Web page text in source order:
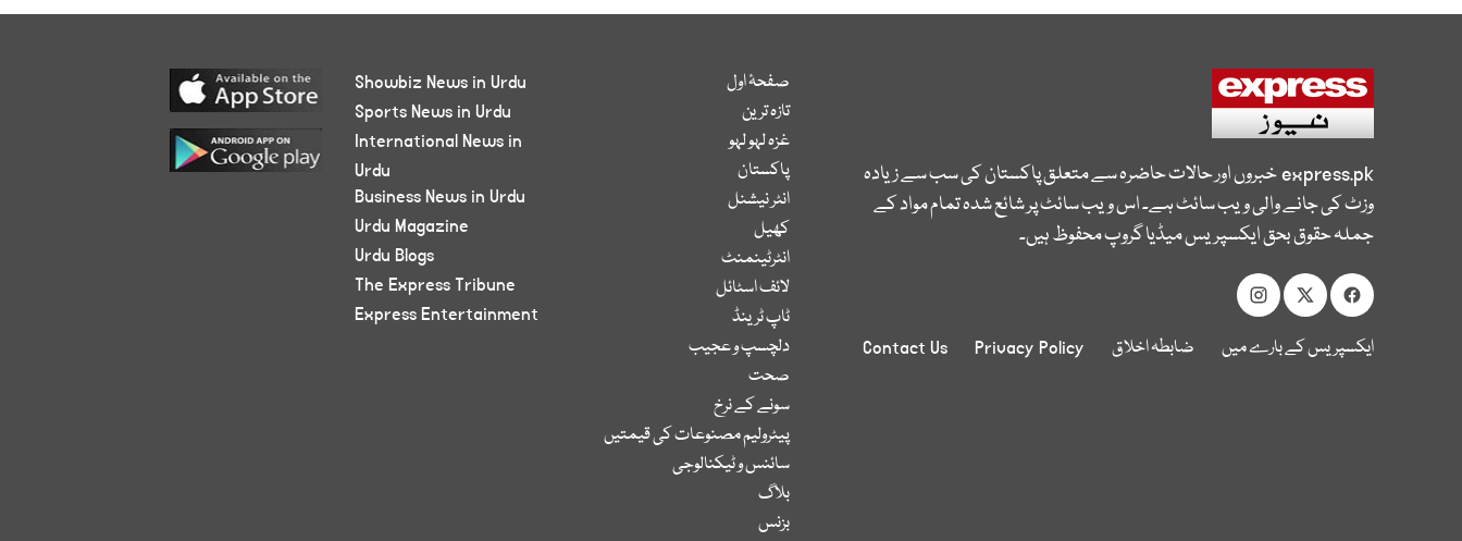
express.pkخبروں اور حالات حاضرہ سے متعلق پاکستان کی سب سے زیادہ
وزٹ کی جانے والی ویب سائٹ ہے۔ اس ویب سائٹ پر شائع شدہ تمام مواد کے
جملہ حقوق بحق ایکسپریس میڈیا گروپ محفوظ ہیں۔
ایکسپریس کے بارے میں ضابطہ اخلاق Privacy Policy
Contact Us
صفحۂ اول
تازہ ترین
غزہ لہو لہو
پاکستان
انٹر نیشنل
کھیل
انٹرٹینمنٹ
لائف اسٹائل
ٹاپ ٹرینڈ
دلچسپ و عجیب
صحت
سونے کے نرخ
پیٹرولیم مصنوعات کی قیمتیں
سائنس و ٹیکنالوجی
بلاگ
بزنس
Showbiz News in Urdu
Sports News in Urdu
International News in
Urdu
Business News in Urdu
Urdu Magazine
Urdu Blogs
The Express Tribune
Express Entertainment